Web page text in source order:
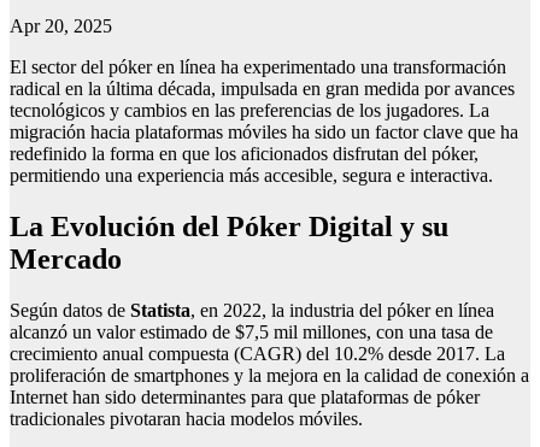
Apr 20, 2025
El sector del póker en línea ha experimentado una transformación
radical en la última década, impulsada en gran medida por avances
tecnológicos y cambios en las preferencias de los jugadores. La
migración hacia plataformas móviles ha sido un factor clave que ha
redefinido la forma en que los aficionados disfrutan del póker,
permitiendo una experiencia más accesible, segura e interactiva.
La Evolución del Póker Digital y su
Mercado
Según datos de Statista, en 2022, la industria del póker en línea
alcanzó un valor estimado de $7,5 mil millones, con una tasa de
crecimiento anual compuesta (CAGR) del 10.2% desde 2017. La
proliferación de smartphones y la mejora en la calidad de conexión a
Internet han sido determinantes para que plataformas de póker
tradicionales pivotaran hacia modelos móviles.